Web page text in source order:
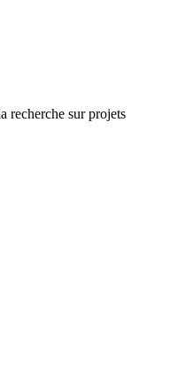
recherche sur projets